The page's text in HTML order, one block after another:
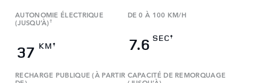
AUTONOMIE ÉLECTRIQUE
(JUSQU’À) †
37 KM‡
DE 0 À 100 KM/H
7.6 SEC‡
RECHARGE PUBLIQUE (À PARTIR CAPACITÉ DE REMORQUAGE